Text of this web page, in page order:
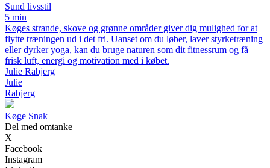
Sund livsstil
5 min
Køges strande, skove og grønne områder giver dig mulighed for at
flytte træningen ud i det fri. Uanset om du løber, laver styrketræning
eller dyrker yoga, kan du bruge naturen som dit fitnessrum og få
frisk luft, energi og motivation med i købet.
Julie Rabjerg
Julie
Rabjerg
Køge Snak
Del med omtanke
X
Facebook
Instagram